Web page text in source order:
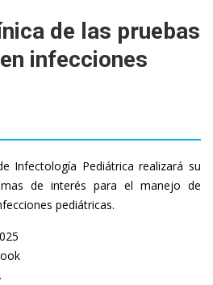
de las pruebas
infecciones
Infectología Pediátrica realizará su
de interés para el manejo de
pediátricas.